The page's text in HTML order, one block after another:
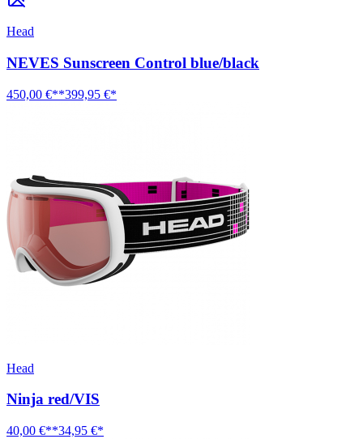
Head
NEVES Sunscreen Control blue/black
450,00 €**399,95 €*
Head
Ninja red/VIS
40,00 €**34,95 €*